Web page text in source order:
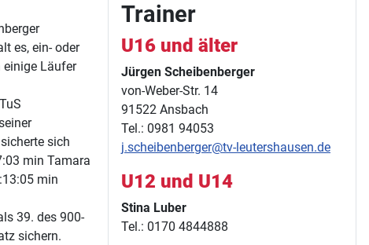
es, ein- oder
einige Läufer
sich
min Tamara
min
39. des 900-
sichern.
Trainer
U16 und älter
Jürgen Scheibenberger
von-Weber-Str. 14
91522 Ansbach
Tel.: 0981 94053
j.scheibenberger@tv-leutershausen.de
U12 und U14
Stina Luber
Tel.: 0170 4844888